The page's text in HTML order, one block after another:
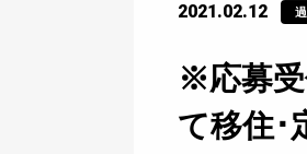
2021.02.12
※応募受
て移住･